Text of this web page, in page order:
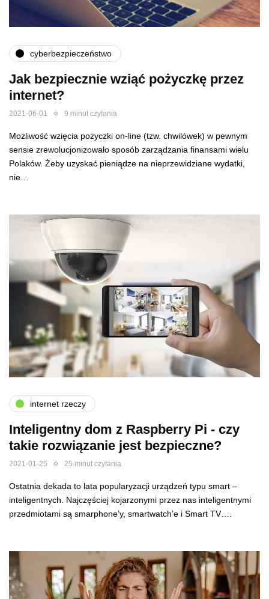
cyberbezpieczeństwo
Jak bezpiecznie wziąć pożyczkę przez
internet?
2021-06-01 9 minut czytania
Możliwość wzięcia pożyczki on-line (tzw. chwilówek) w pewnym
sensie zrewolucjonizowało sposób zarządzania finansami wielu
Polaków. Żeby uzyskać pieniądze na nieprzewidziane wydatki,
nie…
internet rzeczy
Inteligentny dom z Raspberry Pi - czy
takie rozwiązanie jest bezpieczne?
2021-01-25 25 minut czytania
Ostatnia dekada to lata popularyzacji urządzeń typu smart –
inteligentnych. Najczęściej kojarzonymi przez nas inteligentnymi
przedmiotami są smarphone’y, smartwatch’e i Smart TV….